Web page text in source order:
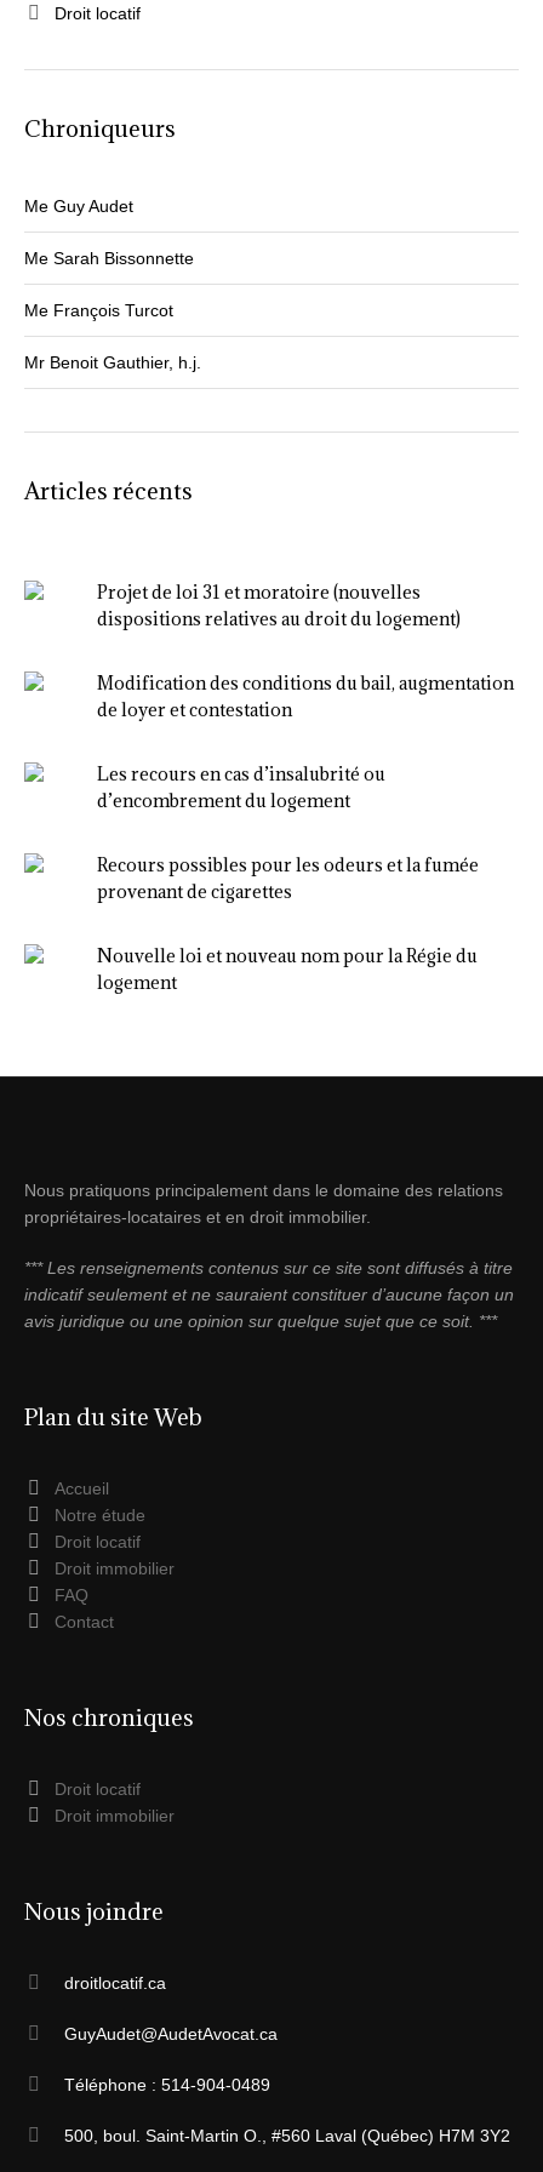
o
k
Droit locatif
Chroniqueurs
Me Guy Audet
Me Sarah Bissonnette
Me François Turcot
Mr Benoit Gauthier, h.j.
Articles récents
Projet de loi 31 et moratoire (nouvelles
dispositions relatives au droit du logement)
Modification des conditions du bail, augmentation
de loyer et contestation
Les recours en cas d’insalubrité ou
d’encombrement du logement
Recours possibles pour les odeurs et la fumée
provenant de cigarettes
Nouvelle loi et nouveau nom pour la Régie du
logement
Nous pratiquons principalement dans le domaine des relations
propriétaires-locataires et en droit immobilier.
*** Les renseignements contenus sur ce site sont diffusés à titre
indicatif seulement et ne sauraient constituer d’aucune façon un
avis juridique ou une opinion sur quelque sujet que ce soit. ***
Plan du site Web
Accueil
Notre étude
Droit locatif
Droit immobilier
FAQ
Contact
Nos chroniques
Droit locatif
Droit immobilier
Nous joindre
droitlocatif.ca
GuyAudet@AudetAvocat.ca
Téléphone : 514-904-0489
500, boul. Saint-Martin O., #560 Laval (Québec) H7M 3Y2